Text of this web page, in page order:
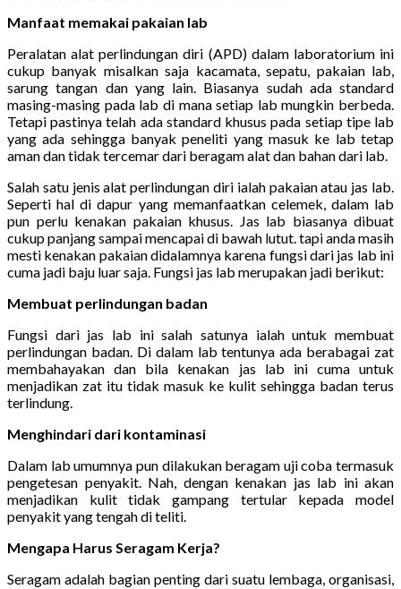
Manfaat memakai pakaian lab
Peralatan alat perlindungan diri (APD) dalam laboratorium ini
cukup banyak misalkan saja kacamata, sepatu, pakaian lab,
sarung tangan dan yang lain. Biasanya sudah ada standard
masing-masing pada lab di mana setiap lab mungkin berbeda.
Tetapi pastinya telah ada standard khusus pada setiap tipe lab
yang ada sehingga banyak peneliti yang masuk ke lab tetap
aman dan tidak tercemar dari beragam alat dan bahan dari lab.
Salah satu jenis alat perlindungan diri ialah pakaian atau jas lab.
Seperti hal di dapur yang memanfaatkan celemek, dalam lab
pun perlu kenakan pakaian khusus. Jas lab biasanya dibuat
cukup panjang sampai mencapai di bawah lutut. tapi anda masih
mesti kenakan pakaian didalamnya karena fungsi dari jas lab ini
cuma jadi baju luar saja. Fungsi jas lab merupakan jadi berikut:
Membuat perlindungan badan
Fungsi dari jas lab ini salah satunya ialah untuk membuat
perlindungan badan. Di dalam lab tentunya ada berabagai zat
membahayakan dan bila kenakan jas lab ini cuma untuk
menjadikan zat itu tidak masuk ke kulit sehingga badan terus
terlindung.
Menghindari dari kontaminasi
Dalam lab umumnya pun dilakukan beragam uji coba termasuk
pengetesan penyakit. Nah, dengan kenakan jas lab ini akan
menjadikan kulit tidak gampang tertular kepada model
penyakit yang tengah di teliti.
Mengapa Harus Seragam Kerja?
Seragam adalah bagian penting dari suatu lembaga, organisasi,